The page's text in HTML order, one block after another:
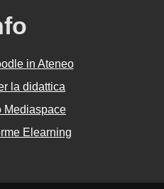
in Ateneo
la didattica
Mediaspace
Elearning